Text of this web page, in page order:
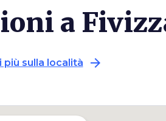
a
più sulla località arrow_forward